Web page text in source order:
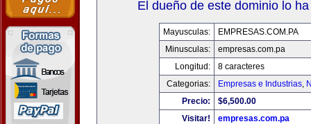
El dueño de este dominio lo
Mayusculas:
EMPRESAS.COM.PA
Minusculas:
empresas.com.pa
Longitud:
8 caracteres
Categorias:
Empresas e Industrias,
Precio:
$6,500.00
Visitar!
empresas.com.pa